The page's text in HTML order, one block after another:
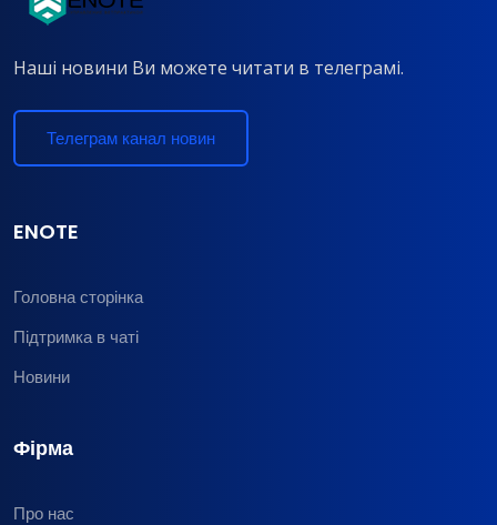
Наші новини Ви можете читати в телеграмі.
Телеграм канал новин
ENOTE
Головна сторінка
Підтримка в чаті
Новини
Фірма
Про нас